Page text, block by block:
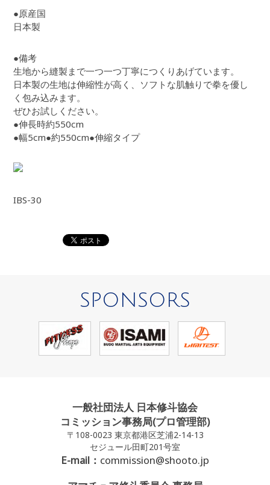
●原産国
日本製
●備考
生地から縫製まで一つ一つ丁寧につくりあげています。
日本製の生地は伸縮性が高く、ソフトな肌触りで拳を優し
く包み込みます。
ぜひお試しください。
●伸長時約550cm
●幅5cm●約550cm●伸縮タイプ
IBS-30
SPONSORS
一般社団法人 日本修斗協会
コミッション事務局(プロ管理部)
〒108-0023 東京都港区芝浦2-14-13
セジュール田町201号室
E-mail： commission@shooto.jp